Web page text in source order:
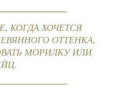
КОГДА ХОЧЕТСЯ
ОТТЕНКА,
МОРИЛКУ ИЛИ